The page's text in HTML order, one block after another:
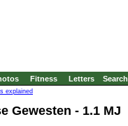
Fitness Letters Search
explained
Gewesten - 1.1 MJ